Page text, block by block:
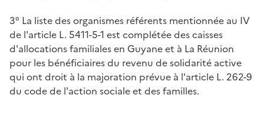
3° La liste des organismes référents mentionnée au IV
de l'article L. 5411-5-1 est complétée des caisses
d'allocations familiales en Guyane et à La Réunion
pour les bénéficiaires du revenu de solidarité active
qui ont droit à la majoration prévue à l'article L. 262-9
du code de l'action sociale et des familles.